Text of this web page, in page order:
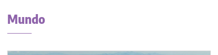
Mundo